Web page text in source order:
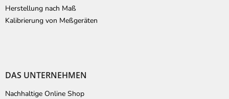
Herstellung nach Maß
Kalibrierung von Meßgeräten
DAS UNTERNEHMEN
Nachhaltige Online Shop